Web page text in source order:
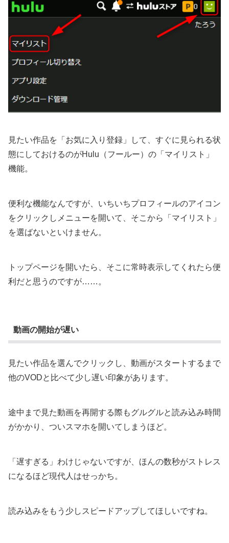
見たい作品を「お気に入り登録」して、すぐに見られる状
態にしておけるのがHulu（フールー）の「マイリスト」
機能。
便利な機能なんですが、いちいちプロフィールのアイコン
をクリックしメニューを開いて、そこから「マイリスト」
を選ばないといけません。
トップページを開いたら、そこに常時表示してくれたら便
利だと思うのですが……。
動画の開始が遅い
見たい作品を選んでクリックし、動画がスタートするまで
他のVODと比べて少し遅い印象があります。
途中まで見た動画を再開する際もグルグルと読み込み時間
がかかり、ついスマホを開いてしまうほど。
「遅すぎる」わけじゃないですが、ほんの数秒がストレス
になるほど現代人はせっかち。
読み込みをもう少しスピードアップしてほしいですね。